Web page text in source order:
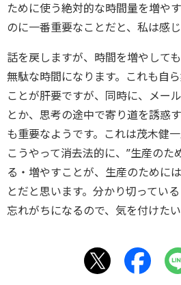
ために使う絶対的な時間量を増や
のに一番重要なことだと、私は感じ
話を戻しますが、時間を増やして
無駄な時間になります。これも自
ことが肝要ですが、同時に、メー
とか、思考の途中で寄り道を誘惑
も重要なようです。これは茂木健
こうやって消去法的に、”生産のた
る・増やすことが、生産のために
とだと思います。分かり切ってい
忘れがちになるので、気を付けたい